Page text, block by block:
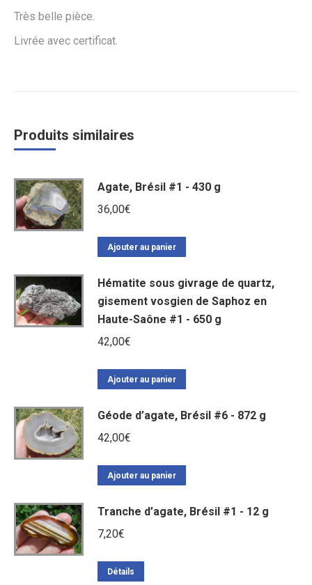
Très belle pièce.
Livrée avec certificat.
Produits similaires
Agate, Brésil #1 - 430 g
36,00€
Ajouter au panier
Hématite sous givrage de quartz,
gisement vosgien de Saphoz en
Haute-Saône #1 - 650 g
42,00€
Ajouter au panier
Géode d’agate, Brésil #6 - 872 g
42,00€
Ajouter au panier
Tranche d’agate, Brésil #1 - 12 g
7,20€
Détails